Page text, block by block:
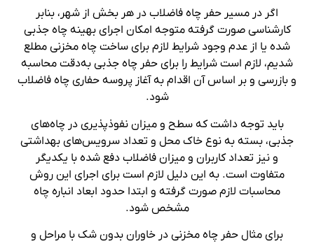
اگر در مسیر حفر چاه فاضلاب در هر بخش از شهر، بنابر
کارشناسی صورت گرفته متوجه امکان اجرای بهینه چاه جذبی
شده یا از عدم وجود شرایط لازم برای ساخت چاه مخزنی مطلع
شدیم، لازم است شرایط را برای حفر چاه جذبی به‌دقت محاسبه
و بازرسی و بر اساس آن اقدام به آغاز پروسه حفاری چاه فاضلاب
شود.
باید توجه داشت که سطح و میزان نفوذپذیری در چاه‌های
جذبی، بسته به نوع خاک محل و تعداد سرویس‌های بهداشتی
و نیز تعداد کاربران و میزان فاضلاب دفع شده با یکدیگر
متفاوت است. به این دلیل لازم است برای اجرای این روش
محاسبات لازم صورت گرفته و ابتدا حدود ابعاد انباره چاه
مشخص شود.
برای مثال حفر چاه مخزنی در خاوران بدون شک با مراحل و